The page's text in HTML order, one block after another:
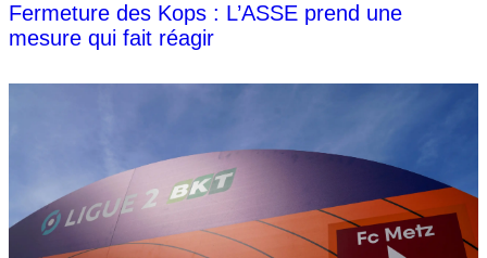
Fermeture des Kops : L’ASSE prend une
mesure qui fait réagir